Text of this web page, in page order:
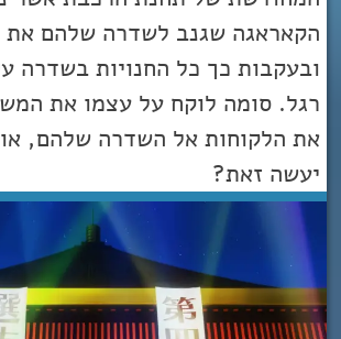
הקאראגה שגנב לשדרה שלהם את
ובעקבות כך כל החנויות בשדרה
רגל. סומה לוקח על עצמו את
את הלקוחות אל השדרה שלהם,
יעשה זאת?